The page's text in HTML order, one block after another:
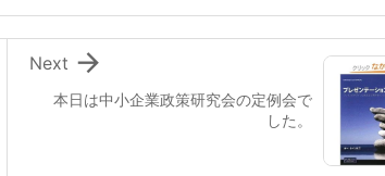
本日は中小企業政策研究会の定例会で
した。

Next